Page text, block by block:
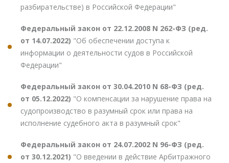
разбирательстве) в Российской Федерации"
Федеральный закон от 22.12.2008 N 262-ФЗ (ред.
от 14.07.2022) "Об обеспечении доступа к
информации о деятельности судов в Российской
Федерации"
Федеральный закон от 30.04.2010 N 68-ФЗ (ред.
от 05.12.2022) "О компенсации за нарушение права на
судопроизводство в разумный срок или права на
исполнение судебного акта в разумный срок"
Федеральный закон от 24.07.2002 N 96-ФЗ (ред.
от 30.12.2021) "О введении в действие Арбитражного